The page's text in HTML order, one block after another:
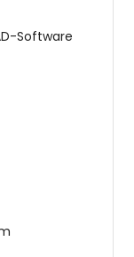
Software